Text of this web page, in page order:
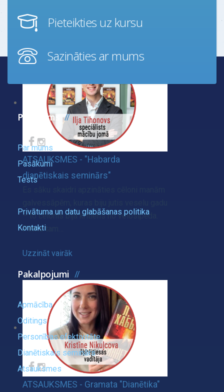
Uzzināt vairāk
ATSAUKSMES - "Habarda
dianētiskais seminārs"
– to cēlonis bija kritiens no velosipēda.
Pirms tam…
Uzzināt vairāk
ATSAUKSMES - Gramata "Dianētika"
Pieteikties uz kursu
Sazināties ar mums
Par mums
Par mums
Pasākumi
Tests
Privātuma un datu glabāšanas politika
Kontakti
Pakalpojumi
Apmācība
Oditings
Personības efektivitāte
Dianētiskais seminārs
Atsauksmes